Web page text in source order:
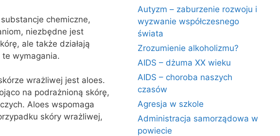
chemiczne,
niezbędne jest
ale także działają
te wymagania.
wrażliwej jest aloes.
na podrażnioną skórę,
Aloes wspomaga
skóry wrażliwej,
Autyzm – zaburzenie rozwoju i
wyzwanie współczesnego
świata
Zrozumienie alkoholizmu?
AIDS – dżuma XX wieku
AIDS – choroba naszych
czasów
Agresja w szkole
Administracja samorządowa w
powiecie